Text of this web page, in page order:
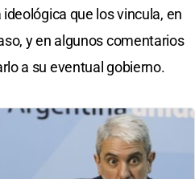
que los vincula, en
y en algunos comentarios
a su eventual gobierno.